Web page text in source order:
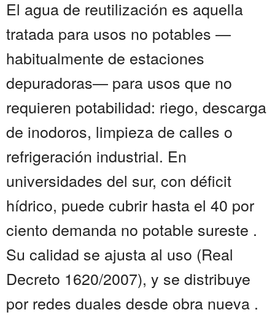
El agua de reutilización es aquella
tratada para usos no potables —
habitualmente de estaciones
depuradoras— para usos que no
requieren potabilidad: riego, descarga
de inodoros, limpieza de calles o
refrigeración industrial. En
universidades del sur, con déficit
hídrico, puede cubrir hasta el 40 por
ciento demanda no potable sureste .
Su calidad se ajusta al uso (Real
Decreto 1620/2007), y se distribuye
por redes duales desde obra nueva .